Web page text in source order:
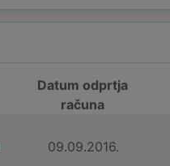
Datum odprtja
računa
09.09.2016.